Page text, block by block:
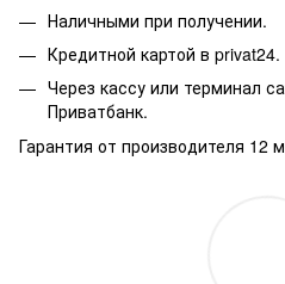
Наличными при получении.
Кредитной картой в privat24.
Через кассу или терминал
Приватбанк.
Гарантия от производителя 12